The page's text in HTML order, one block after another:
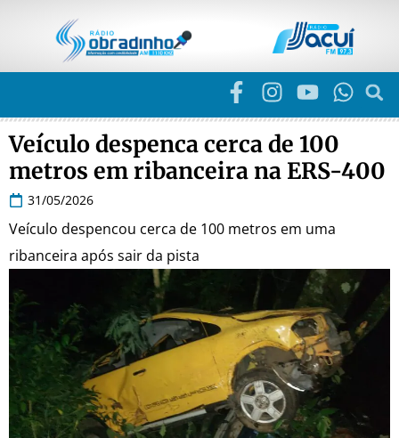
Veículo despenca cerca de 100
metros em ribanceira na ERS-400
31/05/2026
Veículo despencou cerca de 100 metros em uma
ribanceira após sair da pista